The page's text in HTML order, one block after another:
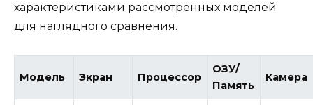
характеристиками рассмотренных моделей
для наглядного сравнения.
Модель Экран Процессор
ОЗУ/
Память
Камера